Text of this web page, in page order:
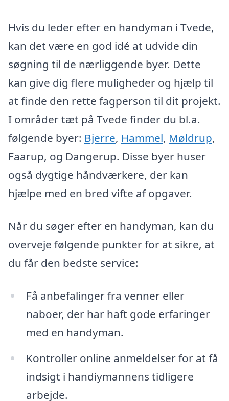
Hvis du leder efter en handyman i Tvede,
kan det være en god idé at udvide din
søgning til de nærliggende byer. Dette
kan give dig flere muligheder og hjælp til
at finde den rette fagperson til dit projekt.
I områder tæt på Tvede finder du bl.a.
følgende byer: Bjerre, Hammel, Møldrup,
Faarup, og Dangerup. Disse byer huser
også dygtige håndværkere, der kan
hjælpe med en bred vifte af opgaver.
Når du søger efter en handyman, kan du
overveje følgende punkter for at sikre, at
du får den bedste service:
Få anbefalinger fra venner eller
naboer, der har haft gode erfaringer
med en handyman.
Kontroller online anmeldelser for at få
indsigt i handiymannens tidligere
arbejde.